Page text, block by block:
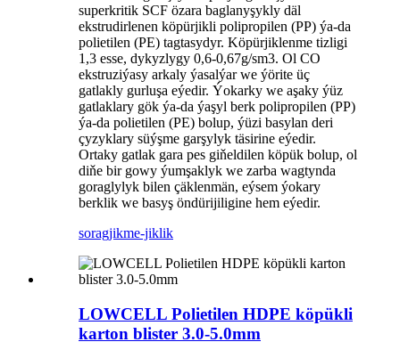
superkritik SCF özara baglanyşykly däl
ekstrudirlenen köpürjikli polipropilen (PP) ýa-da
polietilen (PE) tagtasydyr. Köpürjiklenme tizligi
1,3 esse, dykyzlygy 0,6-0,67g/sm3. Ol CO
ekstruziýasy arkaly ýasalýar we ýörite üç
gatlakly gurluşa eýedir. Ýokarky we aşaky ýüz
gatlaklary gök ýa-da ýaşyl berk polipropilen (PP)
ýa-da polietilen (PE) bolup, ýüzi basylan deri
çyzyklary süýşme garşylyk täsirine eýedir.
Ortaky gatlak gara pes giňeldilen köpük bolup, ol
diňe bir gowy ýumşaklyk we zarba wagtynda
goraglylyk bilen çäklenmän, eýsem ýokary
berklik we basyş öndürijiligine hem eýedir.
soragjikme-jiklik
LOWCELL Polietilen HDPE köpükli
karton blister 3.0-5.0mm